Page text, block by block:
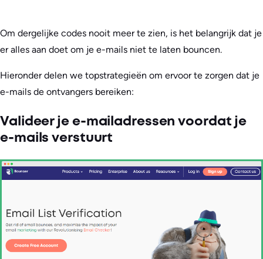
Om dergelijke codes nooit meer te zien, is het belangrijk dat je
er alles aan doet om je e-mails niet te laten bouncen.
Hieronder delen we topstrategieën om ervoor te zorgen dat je
e-mails de ontvangers bereiken:
Valideer je e-mailadressen voordat je
e-mails verstuurt